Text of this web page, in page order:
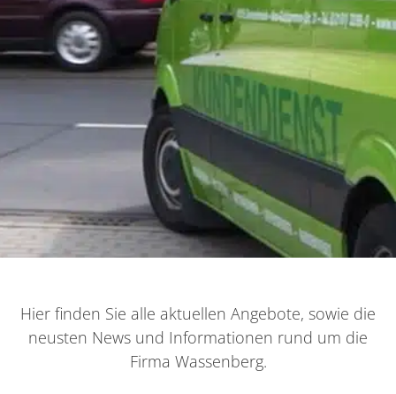
Hier finden Sie alle aktuellen Angebote, sowie die
neusten News und Informationen rund um die
Firma Wassenberg.